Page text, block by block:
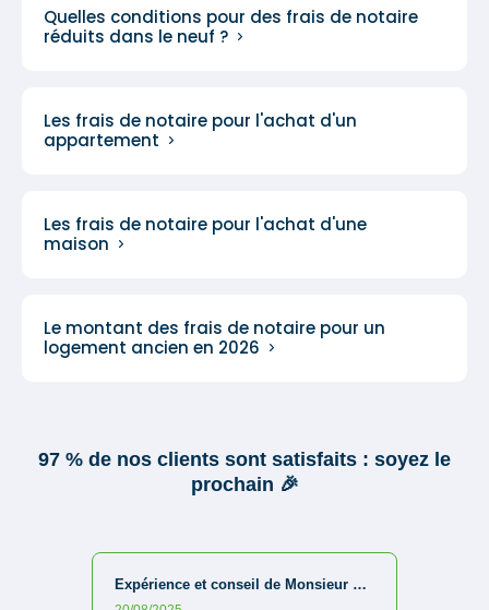
Quelles conditions pour des frais de notaire
réduits dans le neuf ?
Les frais de notaire pour l'achat d'un
appartement
Les frais de notaire pour l'achat d'une
maison
Le montant des frais de notaire pour un
logement ancien en 2026